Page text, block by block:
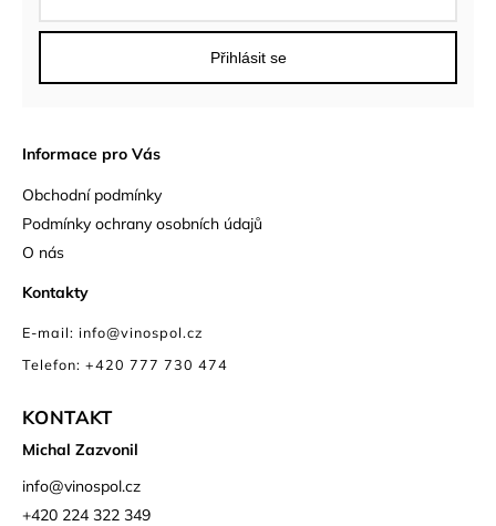
Přihlásit se
Informace pro Vás
Obchodní podmínky
Podmínky ochrany osobních údajů
O nás
Kontakty
E-mail: info@vinospol.cz
Telefon: +420 777 730 474
KONTAKT
Michal Zazvonil
info@vinospol.cz
+420 224 322 349